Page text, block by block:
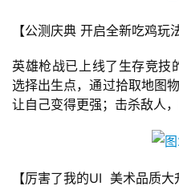
【公测庆典 开启全新吃鸡玩法
英雄枪战已上线了生存竞技
选择出生点，通过拾取地图
让自己变得更强；击杀敌人
【厉害了我的UI  美术品质大